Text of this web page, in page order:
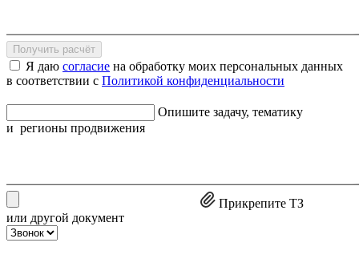
Получить расчёт
Я даю согласие на обработку моих персональных данных
в соответствии с Политикой конфиденциальности
Опишите задачу, тематику
и регионы продвижения
Прикрепите ТЗ
или другой документ